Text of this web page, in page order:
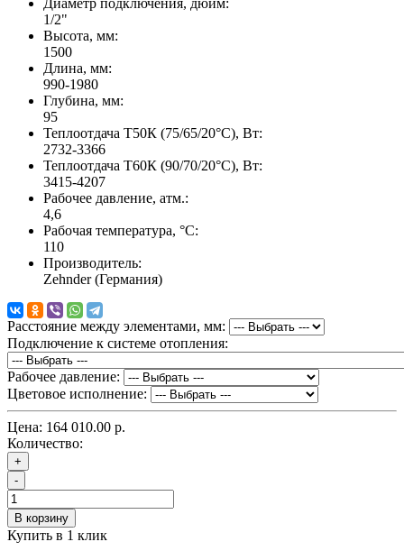
Диаметр подключения, дюйм:
1/2"
Высота, мм:
1500
Длина, мм:
990-1980
Глубина, мм:
95
Теплоотдача Т50К (75/65/20°C), Вт:
2732-3366
Теплоотдача Т60К (90/70/20°C), Вт:
3415-4207
Рабочее давление, атм.:
4,6
Рабочая температура, °C:
110
Производитель:
Zehnder (Германия)
Расстояние между элементами, мм:
Подключение к системе отопления:
Рабочее давление:
Цветовое исполнение:
Цена: 164 010.00 р.
Количество:
+
-
В корзину
Купить в 1 клик